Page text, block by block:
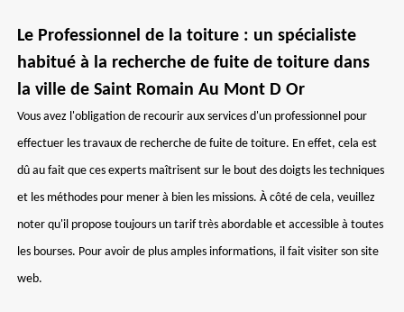
Le Professionnel de la toiture : un spécialiste
habitué à la recherche de fuite de toiture dans
la ville de Saint Romain Au Mont D Or
Vous avez l'obligation de recourir aux services d'un professionnel pour
effectuer les travaux de recherche de fuite de toiture. En effet, cela est
dû au fait que ces experts maîtrisent sur le bout des doigts les techniques
et les méthodes pour mener à bien les missions. À côté de cela, veuillez
noter qu'il propose toujours un tarif très abordable et accessible à toutes
les bourses. Pour avoir de plus amples informations, il fait visiter son site
web.